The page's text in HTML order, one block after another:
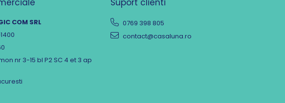
COM SRL
nr 3-15 bl P2 SC 4 et 3 ap
Suport clienti
0769 398 805
contact@casaluna.ro